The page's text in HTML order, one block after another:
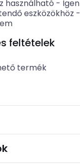
használható - Igen
eszközökhöz -
feltételek
termék